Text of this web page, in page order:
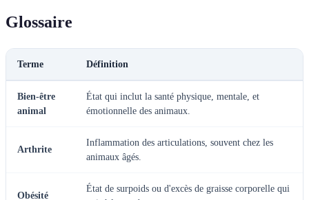
Glossaire
Terme Définition
Bien-être
animal
État qui inclut la santé physique, mentale, et
émotionnelle des animaux.
Arthrite
Inflammation des articulations, souvent chez les
animaux âgés.
Obésité
État de surpoids ou d'excès de graisse corporelle qui